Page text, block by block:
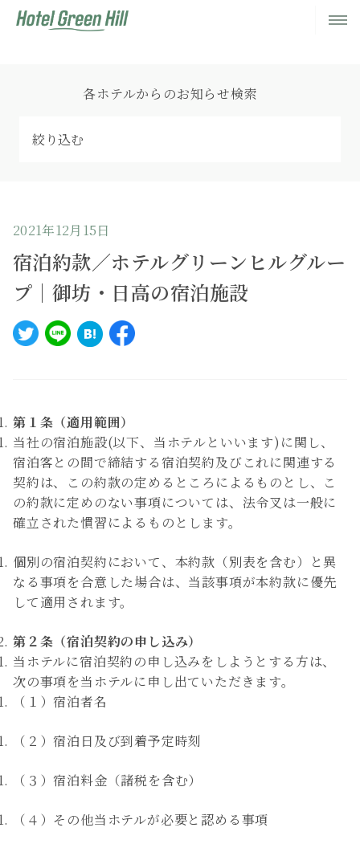
各ホテルからのお知らせ検索
2021年12月15日
宿泊約款／ホテルグリーンヒルグルー
プ｜御坊・日高の宿泊施設
第１条（適用範囲）
当社の宿泊施設(以下、当ホテルといいます)に関し、
宿泊客との間で締結する宿泊契約及びこれに関連する
契約は、この約款の定めるところによるものとし、こ
の約款に定めのない事項については、法令叉は一般に
確立された慣習によるものとします。
個別の宿泊契約において、本約款（別表を含む）と異
なる事項を合意した場合は、当該事項が本約款に優先
して適用されます。
第２条（宿泊契約の申し込み）
当ホテルに宿泊契約の申し込みをしようとする方は、
次の事項を当ホテルに申し出ていただきます。
（１）宿泊者名
（２）宿泊日及び到着予定時刻
（３）宿泊料金（諸税を含む）
（４）その他当ホテルが必要と認める事項